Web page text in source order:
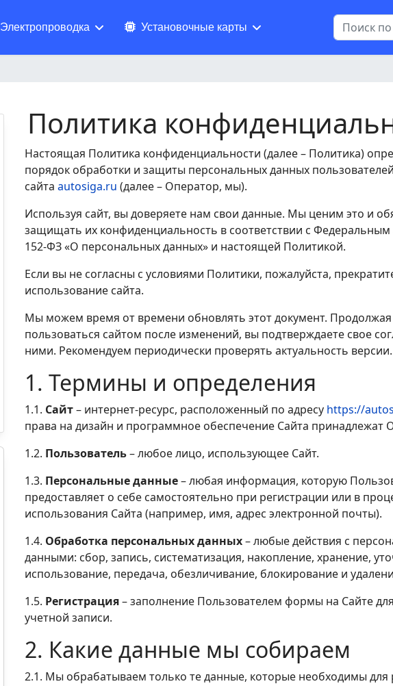
Электропроводка Установочные карты Поиск
Политика
Настоящая Политика конфиденциальности (далее – Политика)
порядок обработки и защиты персональных данных пользователей
сайта autosiga.ru (далее – Оператор, мы).
Используя сайт, вы доверяете нам свои данные. Мы ценим это и
защищать их конфиденциальность в соответствии с
152-ФЗ «О персональных данных» и настоящей Политикой.
Если вы не согласны с условиями Политики, пожалуйста,
использование сайта.
Мы можем время от времени обновлять этот документ. Продолжая
пользоваться сайтом после изменений, вы подтверждаете свое
ними. Рекомендуем периодически проверять актуальность версии.
1. Термины и определения
1.1. Сайт– интернет-ресурс, расположенный по адресу https://
права на дизайн и программное обеспечение Сайта принадлежат
1.2. Пользователь– любое лицо, использующее Сайт.
1.3. Персональные данные– любая информация, которую
предоставляет о себе самостоятельно при регистрации или в
использования Сайта (например, имя, адрес электронной почты).
1.4. Обработка персональных данных– любые действия с
данными: сбор, запись, систематизация, накопление, хранение,
использование, передача, обезличивание, блокирование и
1.5. Регистрация– заполнение Пользователем формы на Сайте
учетной записи.
2. Какие данные мы собираем
2.1. Мы обрабатываем только те данные, которые необходимы для